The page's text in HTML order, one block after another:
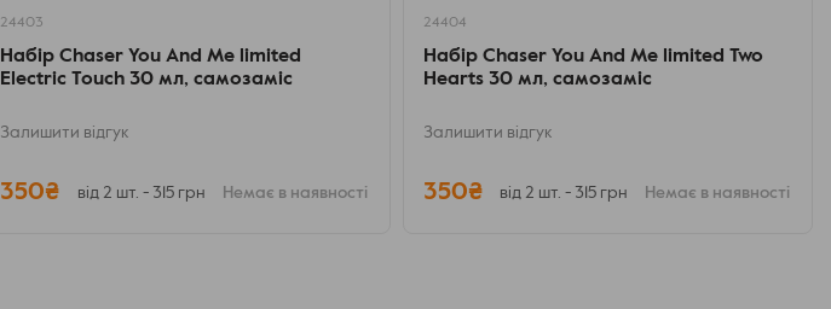
24403
Набір Chaser You And Me limited
Electric Touch 30 мл, самозаміс
Залишити відгук
350₴ від 2 шт. - 315 грн Немає в наявності
24404
Набір Chaser You And Me limited Two
Hearts 30 мл, самозаміс
Залишити відгук
350₴ від 2 шт. - 315 грн Немає в наявності